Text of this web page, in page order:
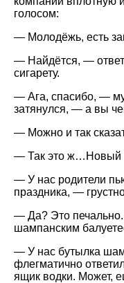
голосом:
— Молодёжь, есть
— Найдётся, —
сигарету.
— Ага, спасибо, —
затянулся, — а вы
— Можно и так
— Так это ж…Новый
— У нас родители
праздника, —
— Да? Это
шампанским
— У нас бутылка
флегматично
ящик водки. Может,